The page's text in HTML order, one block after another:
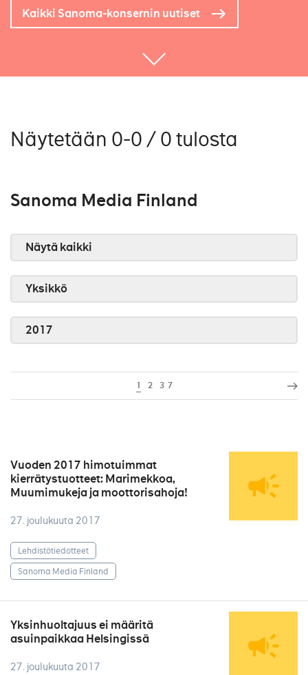
Kaikki Sanoma-konsernin uutiset
Näytetään 0-0 / 0 tulosta
Sanoma Media Finland
Näytä kaikki
Yksikkö
2017
1 2 3 7
Vuoden 2017 himotuimmat
kierrätystuotteet: Marimekkoa,
Muumimukeja ja moottorisahoja!
27. joulukuuta 2017
Lehdistötiedotteet
Sanoma Media Finland
Yksinhuoltajuus ei määritä
asuinpaikkaa Helsingissä
27. joulukuuta 2017